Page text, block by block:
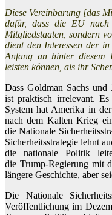
Diese Vereinbarung [das
dafür, dass die EU
Mitgliedstaaten, sondern
dient den Interessen der
Anfang an hinter diesem
leisten können, als ihr
Dass Goldman Sachs und
ist praktisch irrelevant.
System hat Amerika in
nach dem Kalten Krieg
die Nationale
Sicherheitsstrategie lehnt
die nationale Politik
die Trump-Regierung mit
längere Geschichte, aber
Die Nationale
Veröffentlichung im